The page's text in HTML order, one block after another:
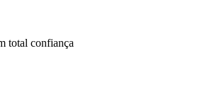
total confiança